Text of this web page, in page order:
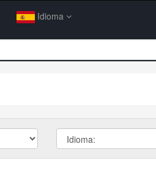
Idioma